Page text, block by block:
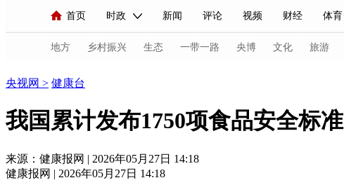
首页 时政 新闻 评论 视频 财经 体育
人民领袖习近平 联播+ 中国领导人 央视快评 习式妙语
直播 栏目大全 节目单 听音 微视频 主持人
海外频道 iPanda English Монгол
地方 乡村振兴 生态 一带一路 央博 文化 旅游
新闻 国内 国际 评论
央视网 > 健康台
我国累计发布1750项食品安全标准
来源：健康报网 | 2026年05月27日 14:18
健康报网 | 2026年05月27日 14:18